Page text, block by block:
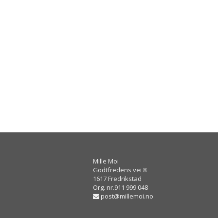
Mille Moi
Godtfredens vei 8
1617 Fredrikstad
Org. nr.911 999 048
post@millemoi.no